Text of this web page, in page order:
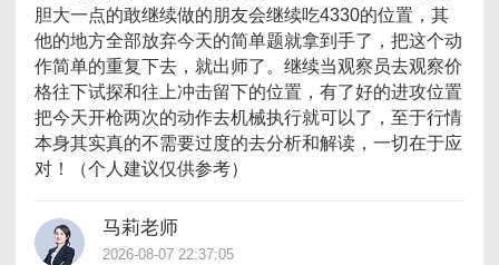
胆大一点的敢继续做的朋友会继续吃4330的位置，其
他的地方全部放弃今天的简单题就拿到手了，把这个动
作简单的重复下去，就出师了。继续当观察员去观察价
格往下试探和往上冲击留下的位置，有了好的进攻位置
把今天开枪两次的动作去机械执行就可以了，至于行情
本身其实真的不需要过度的去分析和解读，一切在于应
对！（个人建议仅供参考）
马莉老师
2026-08-07 22:37:05